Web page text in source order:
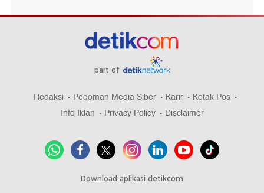
part of
Redaksi Pedoman Media Siber Karir
Kotak Pos
Info Iklan
Privacy Policy Disclaimer
Download aplikasi detikcom